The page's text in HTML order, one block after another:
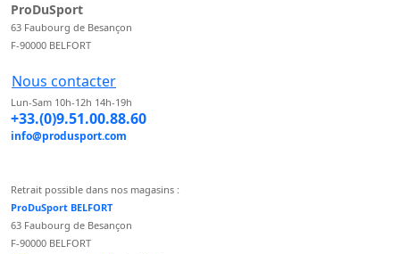
ProDuSport
63 Faubourg de Besançon
F-90000 BELFORT
Nous contacter
Lun-Sam 10h-12h 14h-19h
+33.(0)9.51.00.88.60
info@produsport.com
Retrait possible dans nos magasins :
ProDuSport BELFORT
63 Faubourg de Besançon
F-90000 BELFORT